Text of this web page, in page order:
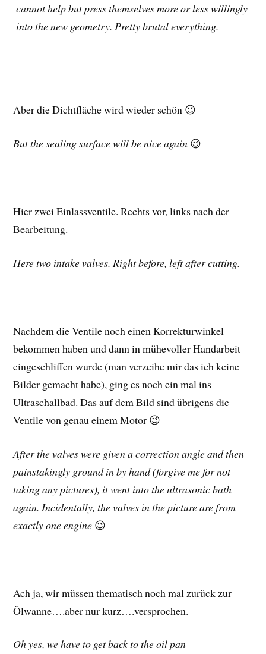
cannot help but press themselves more or less willingly
into the new geometry. Pretty brutal everything.
Aber die Dichtfläche wird wieder schön 😉
But the sealing surface will be nice again 😉
Hier zwei Einlassventile. Rechts vor, links nach der
Bearbeitung.
Here two intake valves. Right before, left after cutting.
Nachdem die Ventile noch einen Korrekturwinkel
bekommen haben und dann in mühevoller Handarbeit
eingeschliffen wurde (man verzeihe mir das ich keine
Bilder gemacht habe), ging es noch ein mal ins
Ultraschallbad. Das auf dem Bild sind übrigens die
Ventile von genau einem Motor 😉
After the valves were given a correction angle and then
painstakingly ground in by hand (forgive me for not
taking any pictures), it went into the ultrasonic bath
again. Incidentally, the valves in the picture are from
exactly one engine 😉
Ach ja, wir müssen thematisch noch mal zurück zur
Ölwanne….aber nur kurz….versprochen.
Oh yes, we have to get back to the oil pan